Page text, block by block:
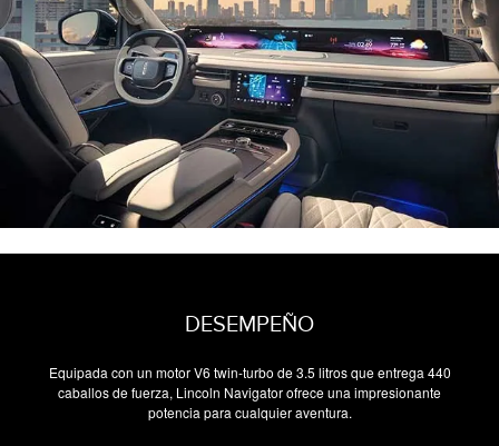
DESEMPEÑO
Equipada con un motor V6 twin-turbo de 3.5 litros que entrega 440
caballos de fuerza, Lincoln Navigator ofrece una impresionante
potencia para cualquier aventura.